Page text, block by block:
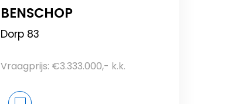
BENSCHOP
Dorp 83
Vraagprijs: €3.333.000,- k.k.